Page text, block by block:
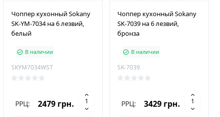
Чоппер кухонный Sokany
SK-YM-7034 на 6 лезвий,
белый
В наличии
SKYM7034WST
РРЦ: 2479 грн.
Чоппер кухонный Sokany
SK-7039 на 6 лезвий,
бронза
В наличии
SK-7039
РРЦ: 3429 грн.